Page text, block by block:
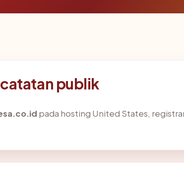
publik
pada hosting United States,